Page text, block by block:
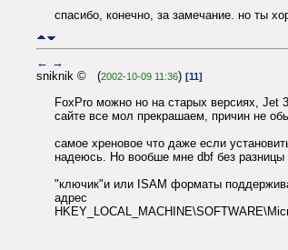
спасибо, конечно, за замечание. но ты
← →
sniknik © (2002-10-09 11:36) [11]
FoxPro можно но на старых версиях, Jet
сайте все мол прекрашаем, причин не
самое хреновое что даже если
надеюсь. Но вообше мне dbf без разницы
"ключик"и или ISAM форматы
адрес